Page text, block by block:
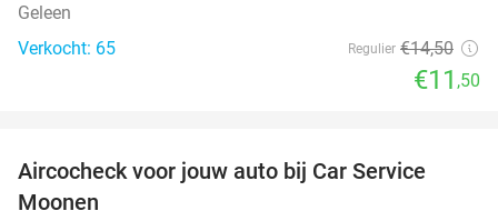
Geleen
Verkocht: 65
Regulier €14,50
€11 ,50
Aircocheck voor jouw auto bij Car Service
Moonen